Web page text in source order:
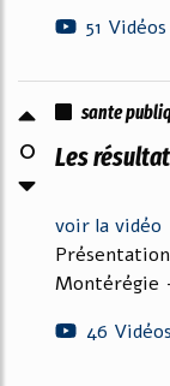
51 Vidéos
0
sante
Les
voir la vidéo
Montérégie
46 Vidéos